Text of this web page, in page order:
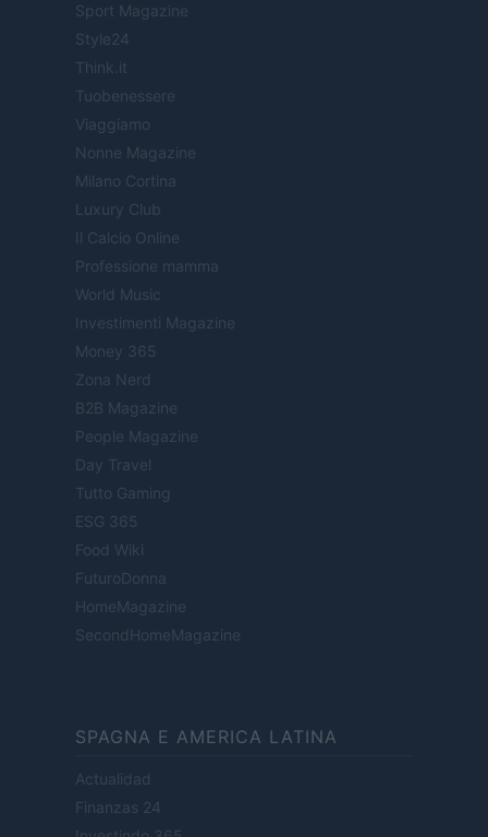
Sport Magazine
Style24
Think.it
Tuobenessere
Viaggiamo
Nonne Magazine
Milano Cortina
Luxury Club
Il Calcio Online
Professione mamma
World Music
Investimenti Magazine
Money 365
Zona Nerd
B2B Magazine
People Magazine
Day Travel
Tutto Gaming
ESG 365
Food Wiki
FuturoDonna
HomeMagazine
SecondHomeMagazine
SPAGNA E AMERICA LATINA
Actualidad
Finanzas 24